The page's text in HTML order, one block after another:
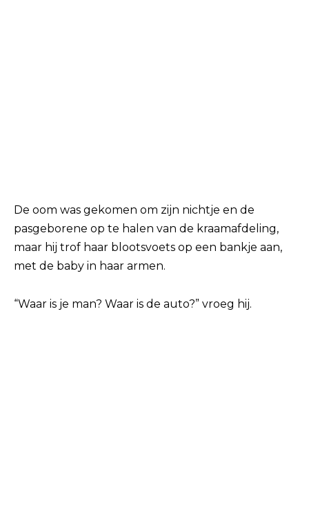
De oom was gekomen om zijn nichtje en de
pasgeborene op te halen van de kraamafdeling,
maar hij trof haar blootsvoets op een bankje aan,
met de baby in haar armen.
“Waar is je man? Waar is de auto?” vroeg hij.